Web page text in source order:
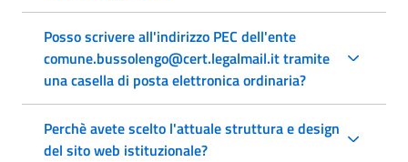
Posso scrivere all'indirizzo PEC dell'ente
comune.bussolengo@cert.legalmail.it tramite
una casella di posta elettronica ordinaria?
Perchè avete scelto l'attuale struttura e design
del sito web istituzionale?